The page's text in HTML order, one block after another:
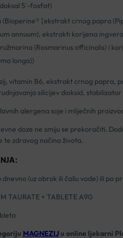
5′-fosfat)
(Bioperine® [ekstrakt crnog papra
annuum), ekstrakti korijena
(Rosmarinus officinalis) i
longa))
vitamin B6, ekstrakt crnog papra,
silicijev dioksid,
alergena soje i mliječnih
doze ne smiju se prekoračiti.
te zdravog načina života.
dnevno (uz obrok ili čašu vode) ili po
TAURATE + TABLETE A90
MAGNEZIJu online ljekarni